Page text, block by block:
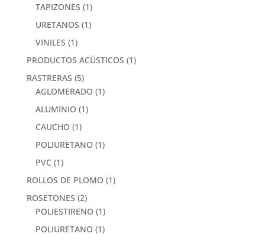
TAPIZONES (1)
URETANOS (1)
VINILES (1)
PRODUCTOS ACÚSTICOS (1)
RASTRERAS (5)
AGLOMERADO (1)
ALUMINIO (1)
CAUCHO (1)
POLIURETANO (1)
PVC (1)
ROLLOS DE PLOMO (1)
ROSETONES (2)
POLIESTIRENO (1)
POLIURETANO (1)